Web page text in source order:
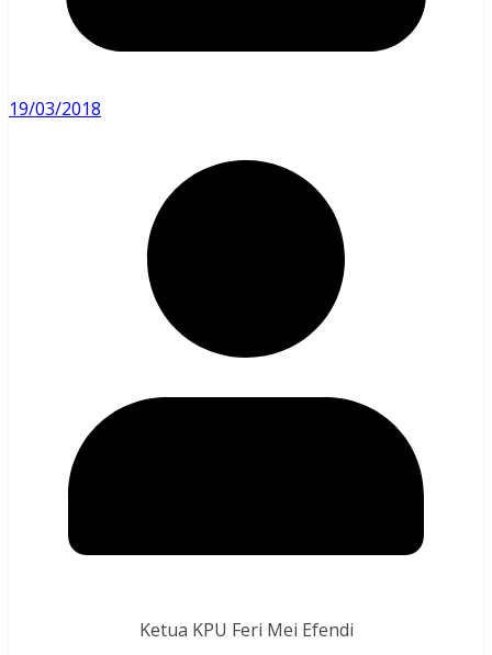
19/03/2018
Ketua KPU Feri Mei Efendi